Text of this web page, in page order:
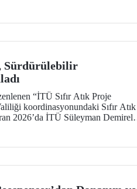
Sürdürülebilir
“İTÜ Sıfır Atık Proje
koordinasyonundaki Sıfır Atık
2026’da İTÜ Süleyman Demirel